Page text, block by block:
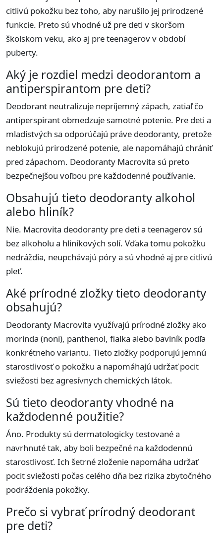
citlivú pokožku bez toho, aby narušilo jej prirodzené
funkcie. Preto sú vhodné už pre deti v skoršom
školskom veku, ako aj pre teenagerov v období
puberty.
Aký je rozdiel medzi deodorantom a
antiperspirantom pre deti?
Deodorant neutralizuje nepríjemný zápach, zatiaľ čo
antiperspirant obmedzuje samotné potenie. Pre deti a
mladistvých sa odporúčajú práve deodoranty, pretože
neblokujú prirodzené potenie, ale napomáhajú chrániť
pred zápachom. Deodoranty Macrovita sú preto
bezpečnejšou voľbou pre každodenné používanie.
Obsahujú tieto deodoranty alkohol
alebo hliník?
Nie. Macrovita deodoranty pre deti a teenagerov sú
bez alkoholu a hliníkových solí. Vďaka tomu pokožku
nedráždia, neupchávajú póry a sú vhodné aj pre citlivú
pleť.
Aké prírodné zložky tieto deodoranty
obsahujú?
Deodoranty Macrovita využívajú prírodné zložky ako
morinda (noni), panthenol, fialka alebo bavlník podľa
konkrétneho variantu. Tieto zložky podporujú jemnú
starostlivosť o pokožku a napomáhajú udržať pocit
sviežosti bez agresívnych chemických látok.
Sú tieto deodoranty vhodné na
každodenné použitie?
Áno. Produkty sú dermatologicky testované a
navrhnuté tak, aby boli bezpečné na každodennú
starostlivosť. Ich šetrné zloženie napomáha udržať
pocit sviežosti počas celého dňa bez rizika zbytočného
podráždenia pokožky.
Prečo si vybrať prírodný deodorant
pre deti?